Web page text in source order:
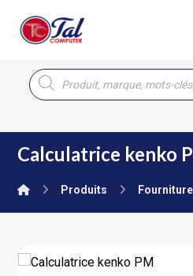
Calculatrice kenko
Produits